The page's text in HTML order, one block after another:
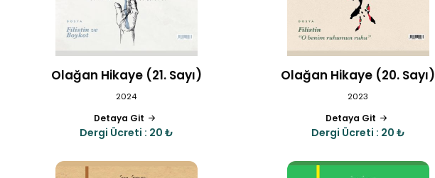
Olağan Hikaye (21. Sayı)
2024
Detaya Git
Dergi Ücreti : 20 ₺
Olağan Hikaye (20. Sayı)
2023
Detaya Git
Dergi Ücreti : 20 ₺